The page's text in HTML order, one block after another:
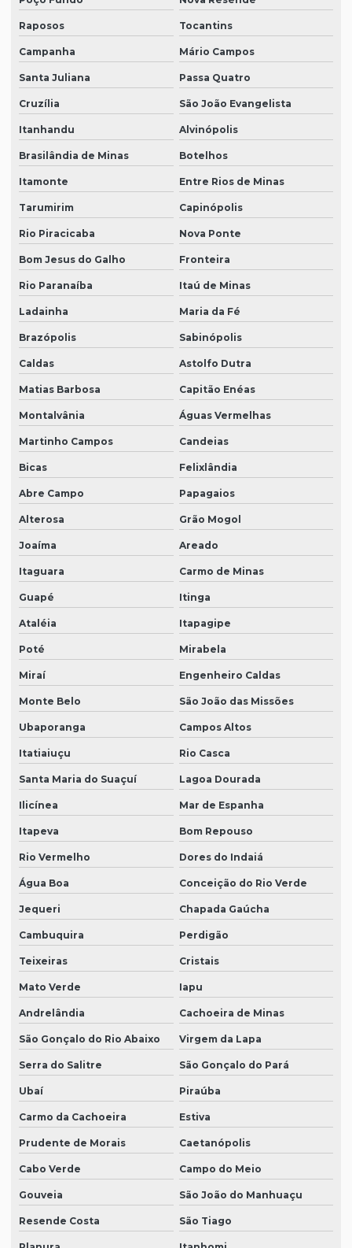
Raposos Tocantins
Campanha Mário Campos
Santa Juliana Passa Quatro
Cruzília São João Evangelista
Itanhandu Alvinópolis
Brasilândia de Minas Botelhos
Itamonte Entre Rios de Minas
Tarumirim Capinópolis
Rio Piracicaba Nova Ponte
Bom Jesus do Galho Fronteira
Rio Paranaíba Itaú de Minas
Ladainha Maria da Fé
Brazópolis Sabinópolis
Caldas Astolfo Dutra
Matias Barbosa Capitão Enéas
Montalvânia Águas Vermelhas
Martinho Campos Candeias
Bicas Felixlândia
Abre Campo Papagaios
Alterosa Grão Mogol
Joaíma Areado
Itaguara Carmo de Minas
Guapé Itinga
Ataléia Itapagipe
Poté Mirabela
Miraí Engenheiro Caldas
Monte Belo São João das Missões
Ubaporanga Campos Altos
Itatiaiuçu Rio Casca
Santa Maria do Suaçuí Lagoa Dourada
Ilicínea Mar de Espanha
Itapeva Bom Repouso
Rio Vermelho Dores do Indaiá
Água Boa Conceição do Rio Verde
Jequeri Chapada Gaúcha
Cambuquira Perdigão
Teixeiras Cristais
Mato Verde Iapu
Andrelândia Cachoeira de Minas
São Gonçalo do Rio Abaixo Virgem da Lapa
Serra do Salitre São Gonçalo do Pará
Ubaí Piraúba
Carmo da Cachoeira Estiva
Prudente de Morais Caetanópolis
Cabo Verde Campo do Meio
Gouveia São João do Manhuaçu
Resende Costa São Tiago